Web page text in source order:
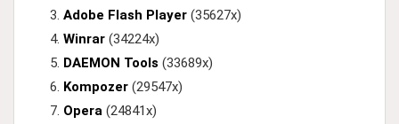
Adobe Flash Player (35627x)
Winrar (34224x)
DAEMON Tools (33689x)
Kompozer (29547x)
Opera (24841x)